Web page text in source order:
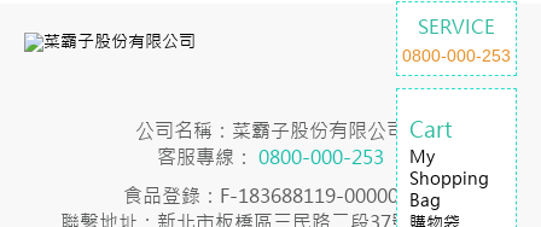
SERVICE
0800-000-253
Cart
My
Shopping
Bag
購物袋
公司名稱：菜霸子股份有限公司
客服專線： 0800-000-253
食品登錄：F-183688119-00000-7
聯繫地址：新北市板橋區三民路二段37號23樓之2